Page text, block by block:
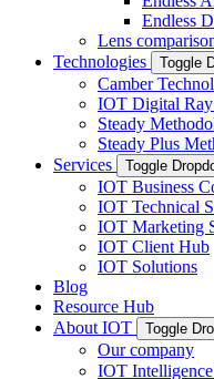
Endless
Lens
Technologies
Toggle
Camber
IOT Digital Ray
Steady
Steady Plus
Services
Toggle
IOT Business
IOT Technical
IOT Marketing
IOT Client Hub
IOT Solutions
Blog
Resource Hub
About IOT
Toggle
Our company
IOT Intelligence